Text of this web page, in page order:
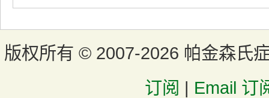
版权所有 © 2007-2026 帕金森氏
订阅 | Email 订